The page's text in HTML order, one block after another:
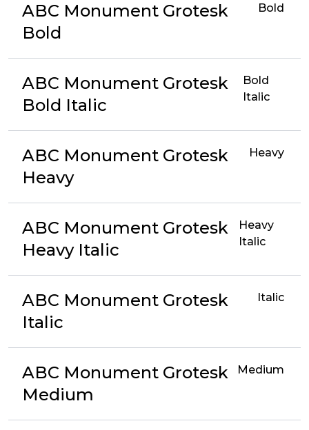
ABC Monument Grotesk
Bold
Bold
ABC Monument Grotesk
Bold Italic
Bold
Italic
ABC Monument Grotesk
Heavy
Heavy
ABC Monument Grotesk
Heavy Italic
Heavy
Italic
ABC Monument Grotesk
Italic
Italic
ABC Monument Grotesk
Medium
Medium